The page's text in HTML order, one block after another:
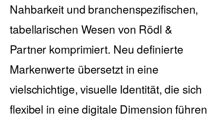
Nahbarkeit und branchenspezifischen,
tabellarischen Wesen von Rödl &
Partner komprimiert. Neu definierte
Markenwerte übersetzt in eine
vielschichtige, visuelle Identität, die sich
flexibel in eine digitale Dimension führen